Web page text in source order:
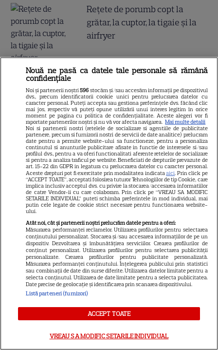
Reţete de porumb copt la
grătar, la cuptor, la tigaie şi la
airfryer
cu fructe şi plante aromatice
pentru vară
Cum îţi laşi casa în siguranţă
înainte de a pleca în concediu
ALTE ARTICOLE
INTERESANTE
Nouă ne pasă ca datele tale personale să rămână
confidențiale
Noi și partenerii noștri596 stocăm și/sau accesăm informații pe dispozitivul
dvs., precum identificatorii cookie unici pentru prelucrarea datelor cu
caracter personal. Puteți accepta sau gestiona preferințele dvs. făcând clic
mai jos, respectiv vă puteți opune utilizării unui interes legitim în orice
moment pe pagina cu politica de confidențialitate. Aceste alegeri vor fi
raportate partenerilor noștri și nu vă vor afecta navigarea. Mai multe detalii
Noi si partenerii nostri (retelele de socializare si agentiile de publicitate
partenere, precum si furnizorii nostri de servicii de date analitice) prelucram
date pentru a permite website-ului sa functioneze, pentru a personaliza
continutul si anunturile publicitare afisate in functie de interesele si/sau
profilul dvs., pentru a va oferi functionalitati aferente retelelor de socializare
si pentru a analiza traficul pe website. Beneficiati de drepturile prevazute de
art. 15-22 din GDPR in legatura cu prelucrarea datelor cu caracter personal.
Aceste drepturi pot fi exercitate prin modalitatea indicataaici. Prin click pe
“ACCEPT TOATE”, acceptati folosirea tuturor Tehnologiilor de tip Cookie, care
implica inclusiv acceptul dvs. cu privire la stocarea/accesarea informatiilor
de catre Vendor-ii cu care colaboram. Prin click pe “VREAU SA MODIFIC
SETARILE INDIVIDUAL” puteti schimba preferintele in mod individual, mai
putin cele legate de cookie strict necesare pentru functionarea website-
ului.
Atât noi, cât și partenerii noștri prelucrăm datele pentru a oferi:
Măsurarea performanței reclamelor. Utilizarea profilurilor pentru selectarea
conținutului personalizat. Stocarea și/sau accesarea informațiilor de pe un
dispozitiv. Dezvoltarea și îmbunătățirea serviciilor. Crearea profilurilor de
conținut personalizat. Utilizarea profilurilor pentru selectarea publicității
personalizate. Crearea profilurilor pentru publicitate personalizată.
Măsurarea performanței conținutului. Înțelegerea publicului prin statistici
sau combinații de date din surse diferite. Utilizarea datelor limitate pentru a
selecta conținutul. Utilizarea de date limitate pentru a selecta publicitatea.
Date precise de geolocație și identificarea prin scanarea dispozitivului.
Listă parteneri (furnizori)
ACCEPT TOATE
VREAU SA MODIFIC SETARILE INDIVIDUAL